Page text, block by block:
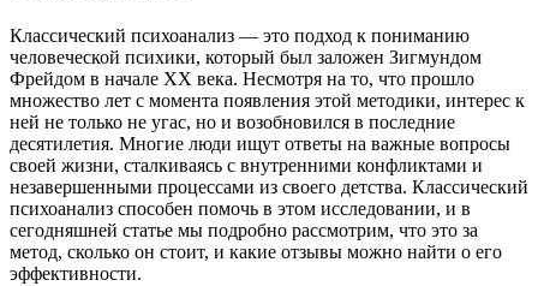
Классический психоанализ — это подход к пониманию
человеческой психики, который был заложен Зигмундом
Фрейдом в начале XX века. Несмотря на то, что прошло
множество лет с момента появления этой методики, интерес к
ней не только не угас, но и возобновился в последние
десятилетия. Многие люди ищут ответы на важные вопросы
своей жизни, сталкиваясь с внутренними конфликтами и
незавершенными процессами из своего детства. Классический
психоанализ способен помочь в этом исследовании, и в
сегодняшней статье мы подробно рассмотрим, что это за
метод, сколько он стоит, и какие отзывы можно найти о его
эффективности.